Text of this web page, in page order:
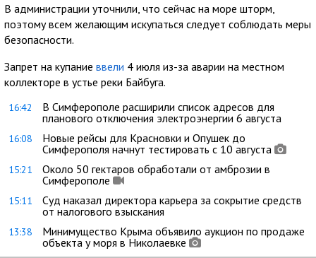
В администрации уточнили, что сейчас на море шторм,
поэтому всем желающим искупаться следует соблюдать меры
безопасности.
Запрет на купание ввели 4 июля из-за аварии на местном
коллекторе в устье реки Байбуга.
16:42
В Симферополе расширили список адресов для
планового отключения электроэнергии 6 августа
16:08
Новые рейсы для Красновки и Опушек до
Симферополя начнут тестировать с 10 августа
15:21
Около 50 гектаров обработали от амброзии в
Симферополе
15:11
Суд наказал директора карьера за сокрытие средств
от налогового взыскания
13:38
Минимущество Крыма объявило аукцион по продаже
объекта у моря в Николаевке